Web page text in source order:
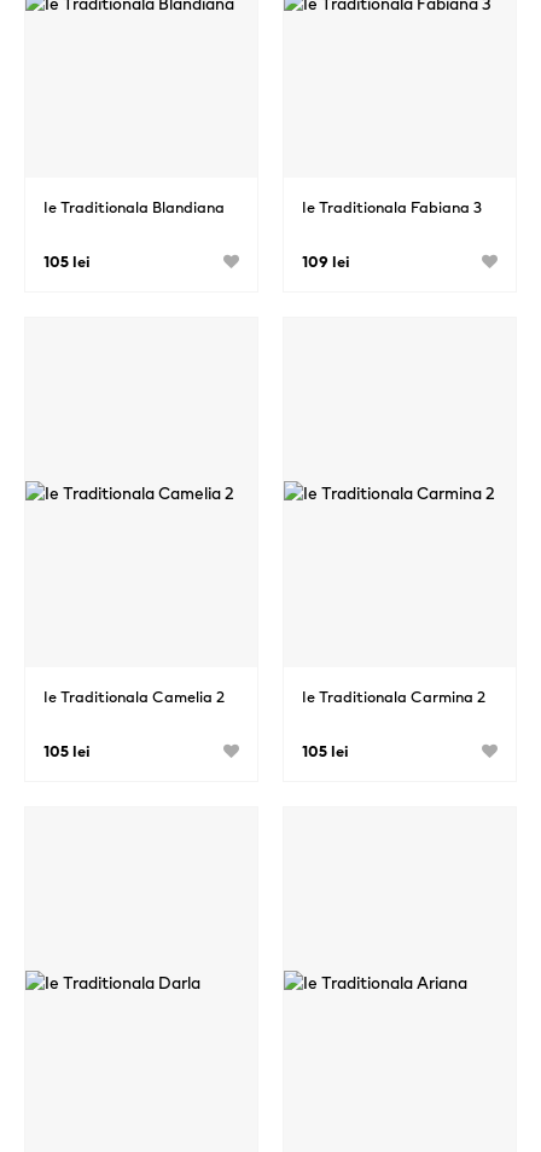
Ie Traditionala Blandiana
105 lei
Ie Traditionala Fabiana 3
109 lei
Ie Traditionala Camelia 2
105 lei
Ie Traditionala Carmina 2
105 lei